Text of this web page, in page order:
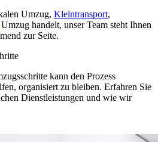
Umzug, Kleintransport,
Umzug handelt, unser Team steht Ihnen
zur Seite.
kann den Prozess
organisiert zu bleiben. Erfahren Sie
Dienstleistungen und wie wir